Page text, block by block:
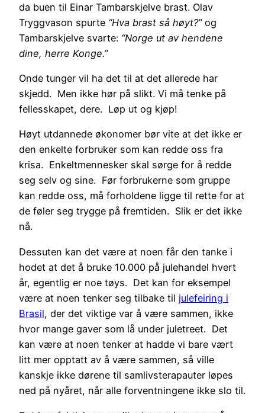
da buen til Einar Tambarskjelve brast. Olav
Tryggvason spurte “Hva brast så høyt?”og
Tambarskjelve svarte: “Norge ut av hendene
dine, herre Konge.”
Onde tunger vil ha det til at det allerede har
skjedd. Men ikke hør på slikt. Vi må tenke på
fellesskapet, dere. Løp ut og kjøp!
Høyt utdannede økonomer bør vite at det ikke er
den enkelte forbruker som kan redde oss fra
krisa. Enkeltmennesker skal sørge for å redde
seg selv og sine. Før forbrukerne som gruppe
kan redde oss, må forholdene ligge til rette for at
de føler seg trygge på fremtiden. Slik er det ikke
nå.
Dessuten kan det være at noen får den tanke i
hodet at det å bruke 10.000 på julehandel hvert
år, egentlig er noe tøys. Det kan for eksempel
være at noen tenker seg tilbake til julefeiring i
Brasil, der det viktige var å være sammen, ikke
hvor mange gaver som lå under juletreet. Det
kan være at noen tenker at hadde vi bare vært
litt mer opptatt av å være sammen, så ville
kanskje ikke dørene til samlivsterapauter løpes
ned på nyåret, når alle forventningene ikke slo til.